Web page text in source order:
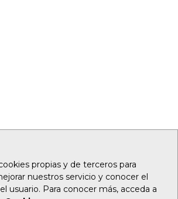
propias y de terceros para
nuestros servicio y conocer el
usuario. Para conocer más, acceda a